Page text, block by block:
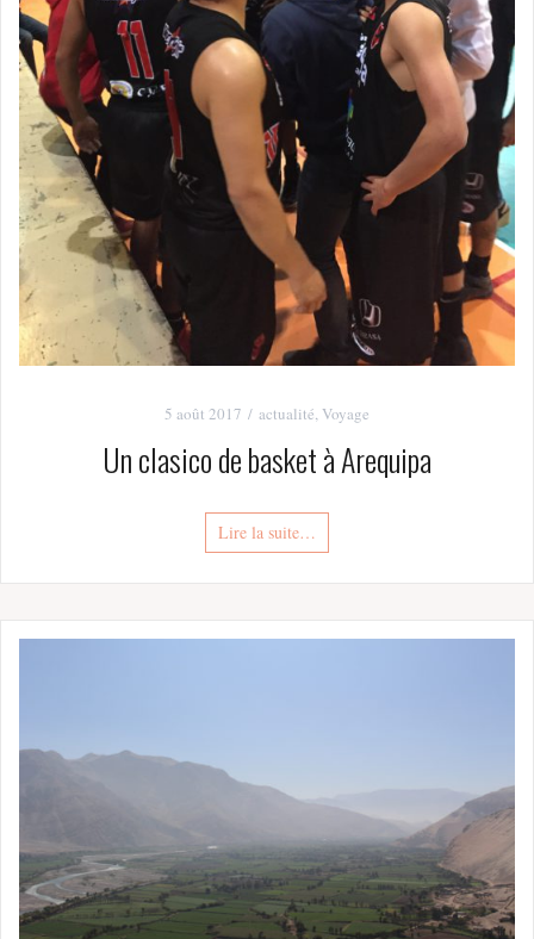
5 août 2017 actualité,Voyage
Un clasico de basket à Arequipa
Lire la suite…